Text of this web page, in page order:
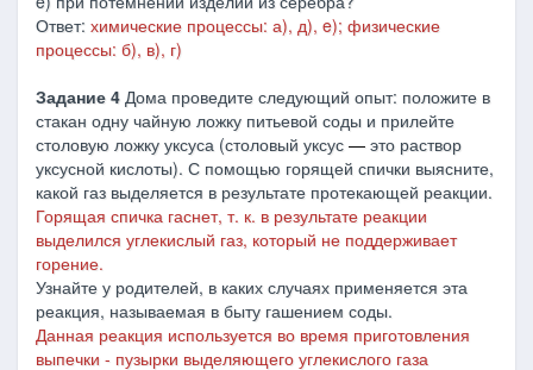
Ответ: химические процессы: а), д), e); физические
процессы: б), в), г)
Задание 4 Дома проведите следующий опыт: положите в
стакан одну чайную ложку питьевой соды и прилейте
столовую ложку уксуса (столовый уксус ― это раствор
уксусной кислоты). С помощью горящей спички выясните,
какой газ выделяется в результате протекающей реакции.
Горящая спичка гаснет, т. к. в результате реакции
выделился углекислый газ, который не поддерживает
горение.
Узнайте у родителей, в каких случаях применяется эта
реакция, называемая в быту гашением соды.
Данная реакция используется во время приготовления
выпечки - пузырки выделяющего углекислого газа